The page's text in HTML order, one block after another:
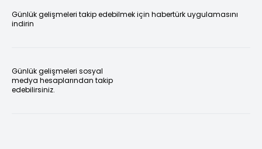
Günlük gelişmeleri takip edebilmek için habertürk uygulamasını
indirin
Günlük gelişmeleri sosyal
medya hesaplarından takip
edebilirsiniz.